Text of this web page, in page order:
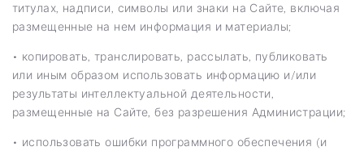
титулах, надписи, символы или знаки на Сайте, включая
размещенные на нем информация и материалы;
• копировать, транслировать, рассылать, публиковать
или иным образом использовать информацию и/или
результаты интеллектуальной деятельности,
размещенные на Сайте, без разрешения Администрации;
• использовать ошибки программного обеспечения (и